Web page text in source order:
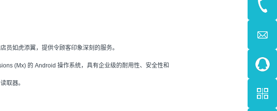
员如虎添翼，提供令顾客印象深刻的服务。
(Mx) 的 Android 操作系统，具有企业级的耐用性、安全性和
取器。